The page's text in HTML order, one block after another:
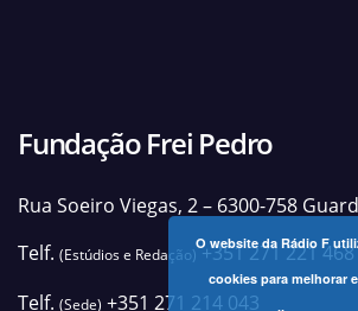
Fundação Frei Pedro
Rua Soeiro Viegas, 2 – 6300-758
Telf. (Estúdios e Redação)+351 271 221 468
Telf. (Sede) +351 271 214 043
O website da Rádio F
cookies para melhorar e